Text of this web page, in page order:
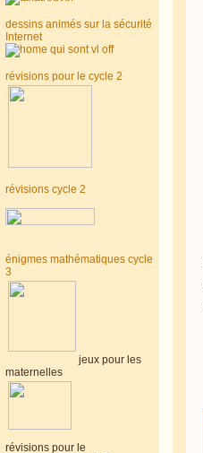
dessins animés sur la sécurité
Internet
révisions pour le cycle 2
révisions cycle 2
énigmes mathématiques cycle
3
jeux pour les
maternelles
révisions pour le